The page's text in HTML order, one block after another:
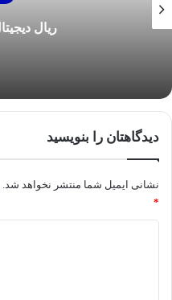
شد
دیدگاهتان را بنویسید
نشانی ایمیل شما منتشر نخواهد شد.
*